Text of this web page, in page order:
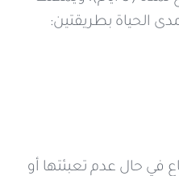
الحياة بطريقتين:
في حال عدم تعبئتها أو